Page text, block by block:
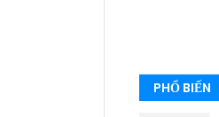
PHỔ BIẾN